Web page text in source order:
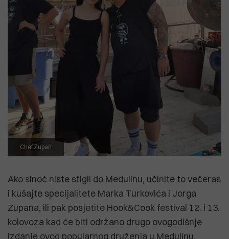
Chef Zupan
Ako sinoć niste stigli do Medulinu, učinite to večeras
i kušajte specijalitete Marka Turkovića i Jorga
Zupana, ili pak posjetite Hook&Cook festival 12. i 13.
kolovoza kad će biti održano drugo ovogodišnje
izdanje ovog popularnog druženja u Medulinu.